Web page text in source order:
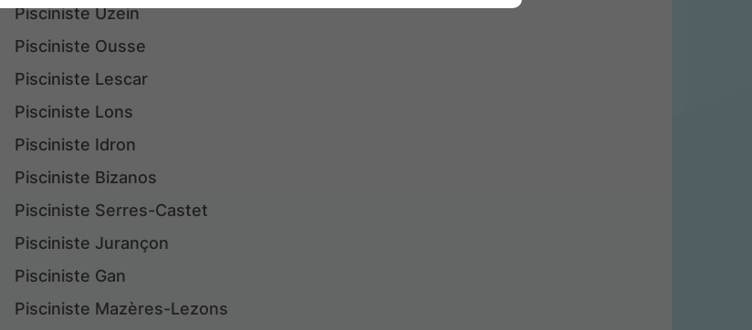
Pisciniste Uzein
Pisciniste Ousse
Pisciniste Lescar
Pisciniste Lons
Pisciniste Idron
Pisciniste Bizanos
Pisciniste Serres-Castet
Pisciniste Jurançon
Pisciniste Gan
Pisciniste Mazères-Lezons